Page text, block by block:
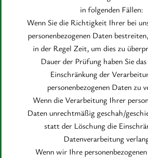
in folgenden Fällen:
Wenn Sie die Richtigkeit Ihrer bei
personenbezogenen Daten
in der Regel Zeit, um dies zu
Dauer der Prüfung haben Sie
Einschränkung der
personenbezogenen Daten zu
Wenn die Verarbeitung Ihrer
Daten unrechtmäßig geschah/
statt der Löschung die
Datenverarbeitung
Wenn wir Ihre